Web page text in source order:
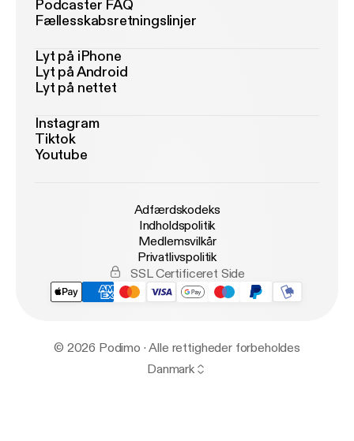
Podcaster FAQ
Fællesskabsretningslinjer
Lyt på iPhone
Lyt på Android
Lyt på nettet
Instagram
Tiktok
Youtube
Adfærdskodeks
Indholdspolitik
Medlemsvilkår
Privatlivspolitik
SSL Certificeret Side
© 2026 Podimo · Alle rettigheder forbeholdes
Danmark